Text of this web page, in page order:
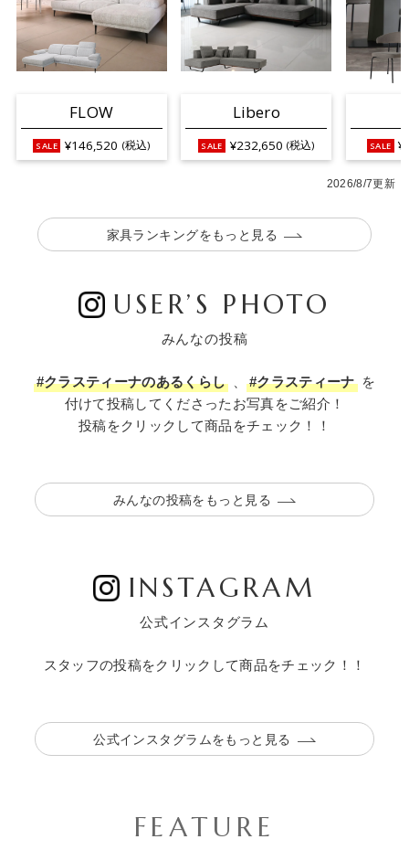
お買い物を続ける カートへ進む
FLOW
¥146,520 (税込)
Libero
¥232,650 (税込)
2026/8/7更新
家具ランキングをもっと見る
USER’S PHOTO
みんなの投稿
#クラスティーナのあるくらし #クラスティーナを
付けて投稿してくださったお写真をご紹介！
投稿をクリックして商品をチェック！！
みんなの投稿をもっと見る
INSTAGRAM
公式インスタグラム
スタッフの投稿をクリックして商品をチェック！！
公式インスタグラムをもっと見る
FEATURE